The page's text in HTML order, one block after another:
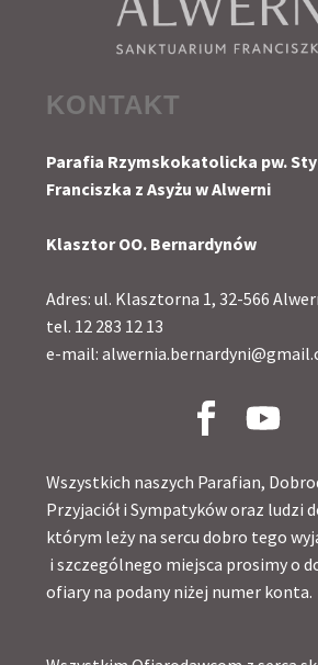
KONTAKT
Parafia Rzymskokatolicka pw.
Franciszka z Asyżu w Alwerni
Klasztor OO. Bernardynów
Adres: ul. Klasztorna 1, 32-566
tel. 12 283 12 13
e-mail:
Wszystkich naszych Parafian,
Przyjaciół i Sympatyków oraz ludzi
którym leży na sercu dobro tego
i szczególnego miejsca prosimy o
ofiary na podany niżej numer konta.